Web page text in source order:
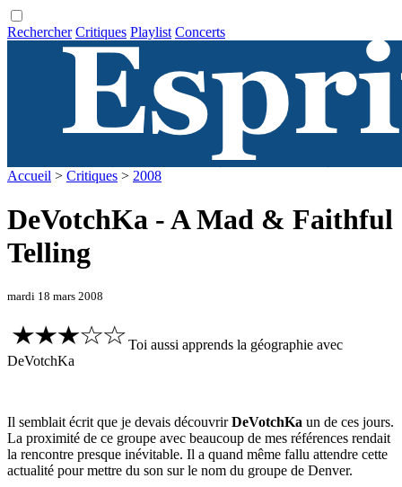
Rechercher Critiques Playlist Concerts
Accueil > Critiques > 2008
DeVotchKa - A Mad & Faithful
Telling
mardi 18 mars 2008
Toi aussi apprends la géographie avec
DeVotchKa
Il semblait écrit que je devais découvrirDeVotchKa un de ces jours.
La proximité de ce groupe avec beaucoup de mes références rendait
la rencontre presque inévitable. Il a quand même fallu attendre cette
actualité pour mettre du son sur le nom du groupe de Denver.